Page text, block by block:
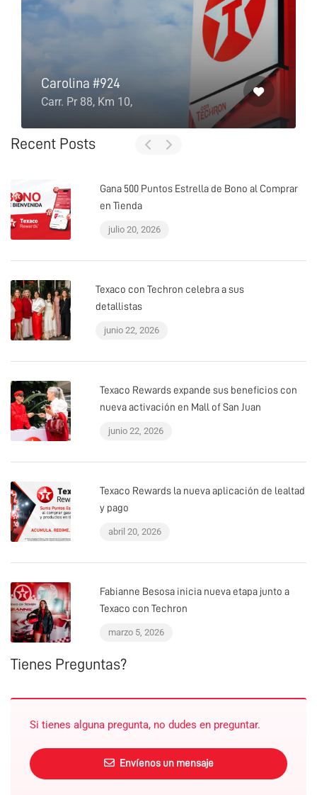
Carolina #924
Carr. Pr 88, Km 10,
Recent Posts
Gana 500 Puntos Estrella de Bono al Comprar
en Tienda
julio 20, 2026
Texaco con Techron celebra a sus
detallistas
junio 22, 2026
Texaco Rewards expande sus beneficios con
nueva activación en Mall of San Juan
junio 22, 2026
Texaco Rewards la nueva aplicación de lealtad
y pago
abril 20, 2026
Fabianne Besosa inicia nueva etapa junto a
Texaco con Techron
marzo 5, 2026
Tienes Preguntas?
Si tienes alguna pregunta, no dudes en preguntar.
Envíenos un mensaje